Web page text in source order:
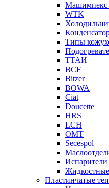
Машимпекс
WTK
Типы
ТТАИ
BCF
Bitzer
BOWA
Ciat
Doucette
HRS
LCH
OMT
Secespol
Испарители
Пластинчатые